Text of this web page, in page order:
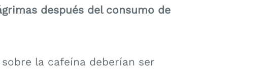
después del consumo de
la cafeína deberían ser